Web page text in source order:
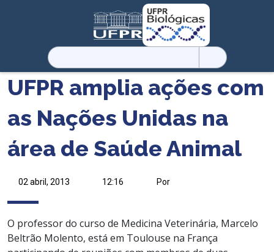
Pesquisar
por:
UFPR amplia ações com
as Nações Unidas na
área de Saúde Animal
02 abril, 2013 12:16 Por
O professor do curso de Medicina Veterinária, Marcelo
Beltrão Molento, está em Toulouse na França